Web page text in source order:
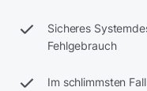
Sicheres
Fehlgebrauch
Im schlimmsten